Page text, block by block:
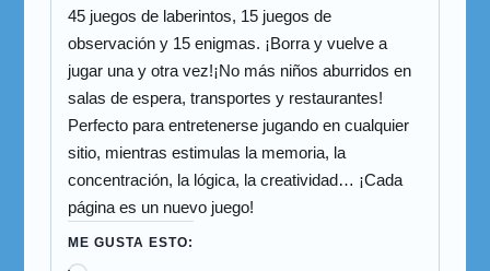
45 juegos de laberintos, 15 juegos de
observación y 15 enigmas. ¡Borra y vuelve a
jugar una y otra vez!¡No más niños aburridos en
salas de espera, transportes y restaurantes!
Perfecto para entretenerse jugando en cualquier
sitio, mientras estimulas la memoria, la
concentración, la lógica, la creatividad… ¡Cada
página es un nuevo juego!
ME GUSTA ESTO: